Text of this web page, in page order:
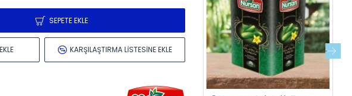
SEPETE EKLE
KARŞILAŞTIRMA LISTESINE EKLE